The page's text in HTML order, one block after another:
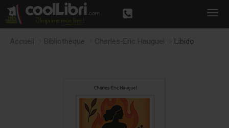
Accueil Bibliothèque Charles-Eric Hauguel Libido